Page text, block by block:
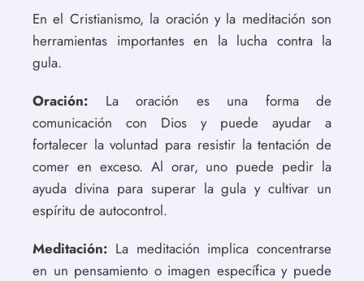
En el Cristianismo, la oración y la meditación son
herramientas importantes en la lucha contra la
gula.
Oración: La oración es una forma de
comunicación con Dios y puede ayudar a
fortalecer la voluntad para resistir la tentación de
comer en exceso. Al orar, uno puede pedir la
ayuda divina para superar la gula y cultivar un
espíritu de autocontrol.
Meditación: La meditación implica concentrarse
en un pensamiento o imagen específica y puede